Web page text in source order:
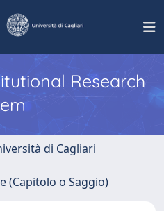
Research
di Cagliari
(Capitolo o Saggio)